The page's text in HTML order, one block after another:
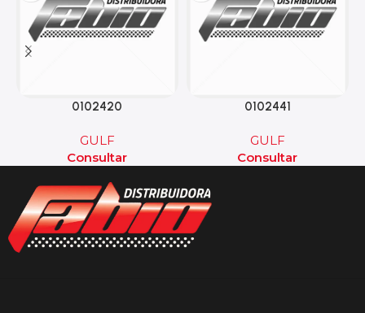
0102420
GULF
Consultar
0102441
GULF
Consultar